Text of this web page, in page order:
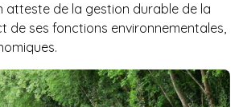
atteste de la gestion durable de la
de ses fonctions environnementales,